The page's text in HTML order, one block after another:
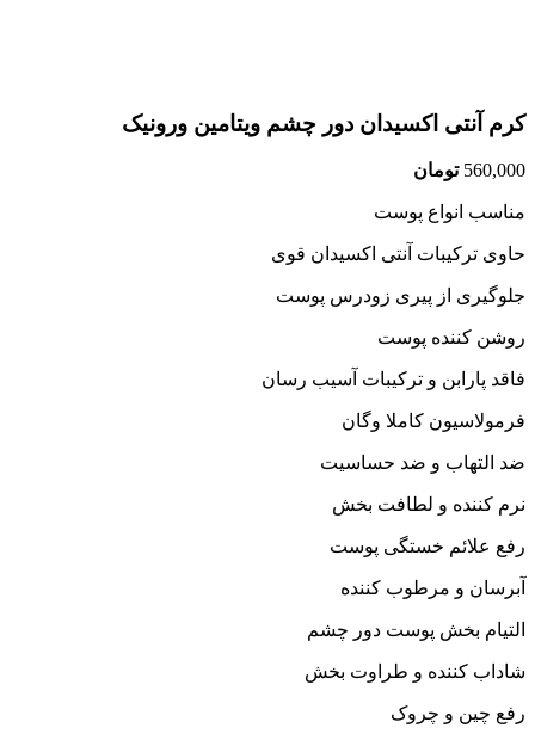
کرم آنتی اکسیدان دور چشم ویتامین ورونیک
560,000 تومان
مناسب انواع پوست
حاوی ترکیبات آنتی اکسیدان قوی
جلوگیری از پیری زودرس پوست
روشن کننده پوست
فاقد پارابن و ترکیبات آسیب رسان
فرمولاسیون کاملا وگان
ضد التهاب و ضد حساسیت
نرم کننده و لطافت بخش
رفع علائم خستگی پوست
آبرسان و مرطوب کننده
التیام بخش پوست دور چشم
شاداب کننده و طراوت بخش
رفع چین و چروک